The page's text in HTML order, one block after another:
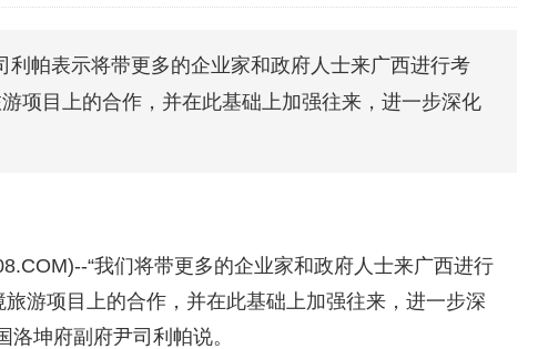
恒生聚源：北斗收官之星发射成功，全产业链解析
利帕表示将带更多的企业家和政府人士来广西进行考
项目上的合作，并在此基础上加强往来，进一步深化
“我们将带更多的企业家和政府人士来广西进行
游项目上的合作，并在此基础上加强往来，进一步深
坤府副府尹司利帕说。